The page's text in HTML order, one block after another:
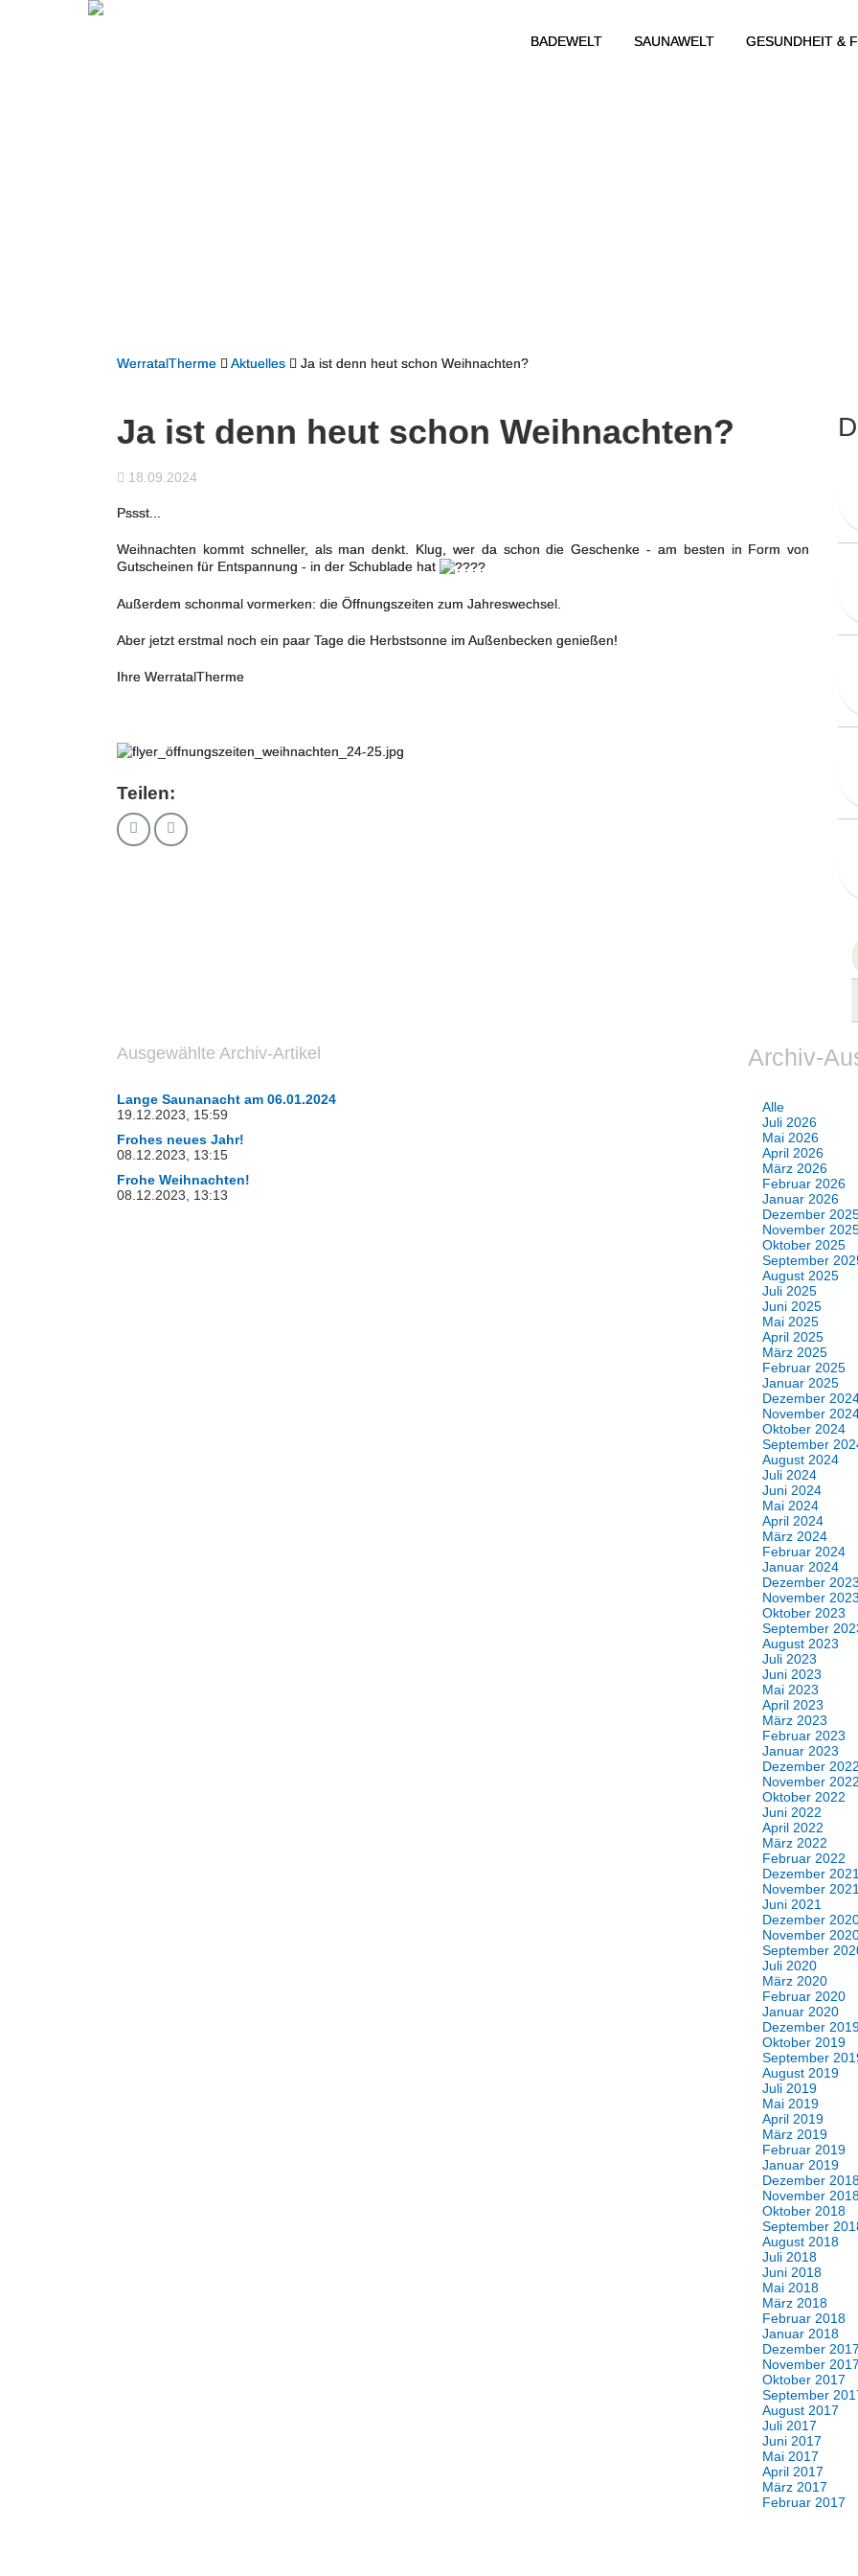
BADEWELT SAUNAWELT GESUNDHEIT &
WerratalTherme Aktuelles Ja ist denn heut schon Weihnachten?
Ja ist denn heut schon Weihnachten?
18.09.2024
Pssst...
Weihnachten kommt schneller, als man denkt. Klug, wer da schon die Geschenke - am besten in Form von
Gutscheinen für Entspannung - in der Schublade hat
Außerdem schonmal vormerken: die Öffnungszeiten zum Jahreswechsel.
Aber jetzt erstmal noch ein paar Tage die Herbstsonne im Außenbecken genießen!
Ihre WerratalTherme
Teilen:
Ausgewählte Archiv-Artikel
Lange Saunanacht am 06.01.2024
19.12.2023, 15:59
Frohes neues Jahr!
08.12.2023, 13:15
Frohe Weihnachten!
08.12.2023, 13:13
Archiv-
Alle
Juli 2026
Mai 2026
April 2026
März 2026
Februar 2026
Januar 2026
Dezember
November
Oktober 2025
September
August 2025
Juli 2025
Juni 2025
Mai 2025
April 2025
März 2025
Februar 2025
Januar 2025
Dezember
November
Oktober 2024
September
August 2024
Juli 2024
Juni 2024
Mai 2024
April 2024
März 2024
Februar 2024
Januar 2024
Dezember 2023
November 2023
Oktober 2023
September
August 2023
Juli 2023
Juni 2023
Mai 2023
April 2023
März 2023
Februar 2023
Januar 2023
Dezember 2022
November 2022
Oktober 2022
Juni 2022
April 2022
März 2022
Februar 2022
Dezember 2021
November 2021
Juni 2021
Dezember
November
September
Juli 2020
März 2020
Februar 2020
Januar 2020
Dezember
Oktober 2019
September
August 2019
Juli 2019
Mai 2019
April 2019
März 2019
Februar 2019
Januar 2019
Dezember
November
Oktober 2018
September
August 2018
Juli 2018
Juni 2018
Mai 2018
März 2018
Februar 2018
Januar 2018
Dezember 2017
November 2017
Oktober 2017
September
August 2017
Juli 2017
Juni 2017
Mai 2017
April 2017
März 2017
Februar 2017